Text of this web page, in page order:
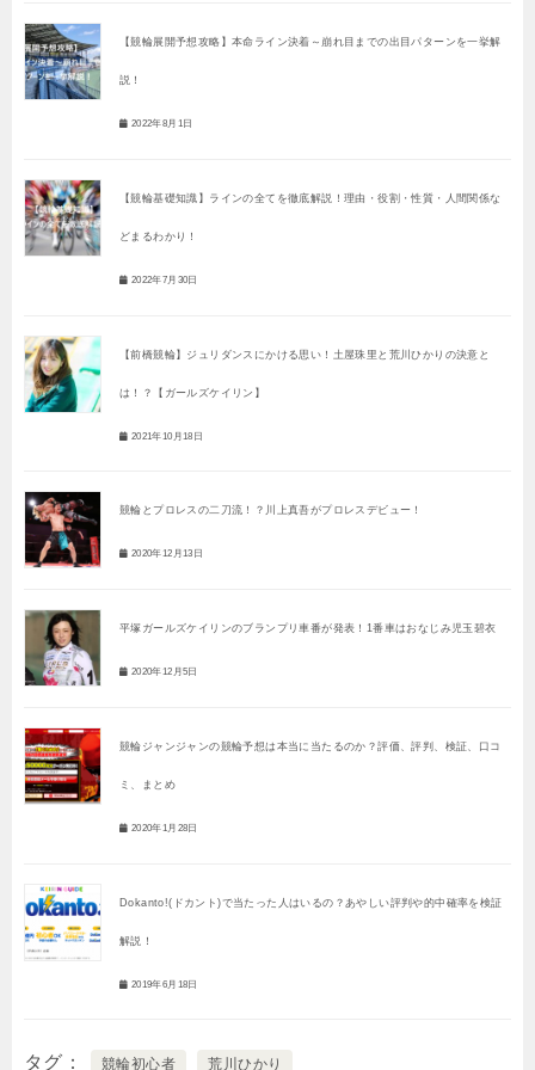
【競輪展開予想攻略】本命ライン決着～崩れ目までの出目パターンを一挙解
説！
2022年8月1日
【競輪基礎知識】ラインの全てを徹底解説！理由・役割・性質・人間関係な
どまるわかり！
2022年7月30日
【前橋競輪】ジュリダンスにかける思い！土屋珠里と荒川ひかりの決意と
は！？【ガールズケイリン】
2021年10月18日
競輪とプロレスの二刀流！？川上真吾がプロレスデビュー！
2020年12月13日
平塚ガールズケイリンのブランプリ車番が発表！1番車はおなじみ児玉碧衣
2020年12月5日
競輪ジャンジャンの競輪予想は本当に当たるのか？評価、評判、検証、口コ
ミ、まとめ
2020年1月28日
Dokanto!(ドカント)で当たった人はいるの？あやしい評判や的中確率を検証
解説！
2019年6月18日
タグ 競輪初心者 荒川ひかり